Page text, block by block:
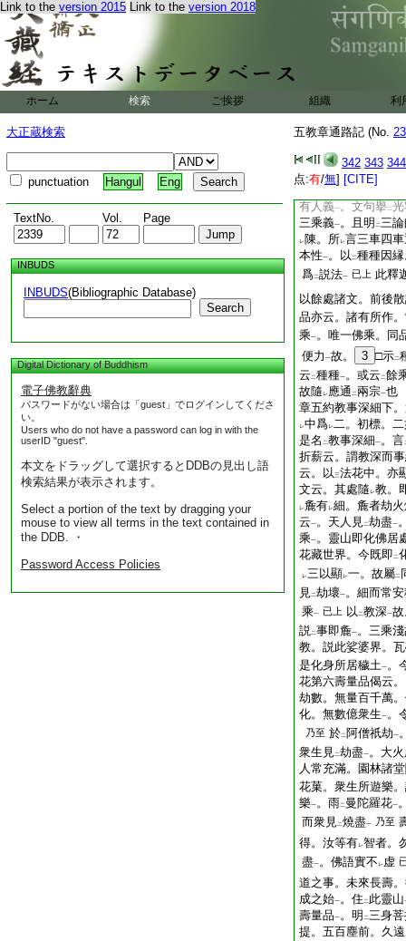
Link to the version 2015 Link to the version 2018
ホーム 検索 ご挨拶 組織 利
大正蔵検索
punctuation Hangul Eng
TextNo. Vol. Page
INBUDS
INBUDS(Bibliographic Database)
Search
Digital Dictionary of Buddhism
電子佛教辭典
パスワードがない場合は「guest」でログインしてくださ
い。
Users who do not have a password can log in with the
userID "guest".
本文をドラッグして選択するとDDBの見出し語
検索結果が表示されます。
Select a portion of the text by dragging your
mouse to view all terms in the text contained in
the DDB. ・
Password Access Policies
五教章通路記 (No.
342 343 344
点:有/無] [CITE]
説者。即元曉大師
三乘別教。是小乘
故。二三乘通教。
顯二其義理 。即當二
以 大乘權教亦存不
師解二 21 無無三文
引文句中
偏行六度菩薩乘
乘 。故知唯是一佛
有人義一。文句擧二
三乘義一。且明 二三
レ陳。所レ言三車四
本性一。以 二種種因
爲二説法一 已上 此釋
以餘處諸文。前後
品亦云。諸有所作
乘一。唯一佛乘。同
便力 一故。 3 □示二
云 二種種一。或云 二餘
故隨 レ應通 二兩宗一也
章五約教事深細下
レ中爲レ二。初標。
是名 二教事深細一。言
折薪云。謂教深而
云。以三法花中。亦
文云。其處隨 レ教。
レ麁有レ細。麁者劫
云一。天人見二劫盡一
乘一。靈山即化佛居
花藏世界。今既即 二
レ三以顯レ一。故屬二
見二劫壞一。細而常
乘一 已上 以 二教深一
説二事即麁一。三乘
教。説此娑婆界。
是化身所居穢土一。
花第六壽量品偈云
劫數。無量百千萬
化。無數億衆生一。
乃至 於二 阿僧祇劫一
衆生見二劫盡一。大
人常充滿。園林諸
花菓。衆生所遊樂
樂一。雨二 曼陀羅花一
而衆見二燒盡一 乃至
得。汝等有レ智者。
盡一。佛語實不 レ虚
道之事。未來長壽
成之始一。住 二 此靈山
壽量品一。明 二三身
提。五百塵前。久